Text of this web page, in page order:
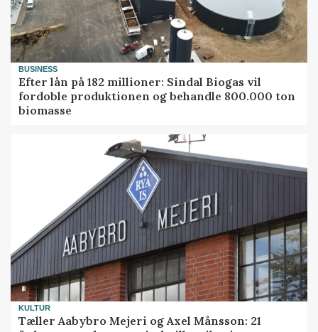
BUSINESS
Efter lån på 182 millioner: Sindal Biogas vil
fordoble produktionen og behandle 800.000 ton
biomasse
KULTUR
Tæller Aabybro Mejeri og Axel Månsson: 21